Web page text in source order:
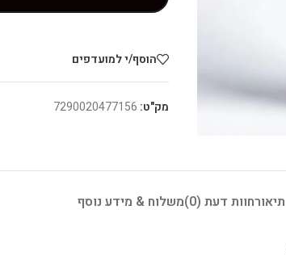
הוסף/י למועדפים
מק"ט: 7290020477156
תיאורחוות דעת (0) משלוח & מידע נוסף